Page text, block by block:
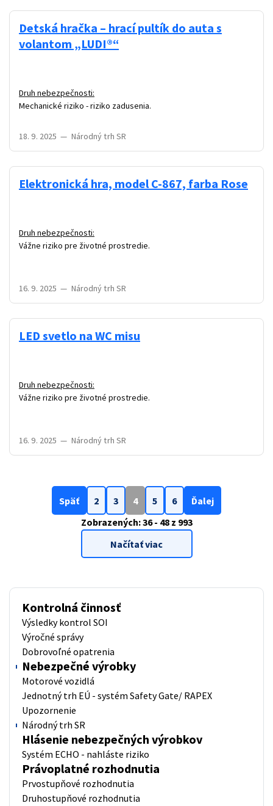
Detská hračka – hrací pultík do auta s
volantom „LUDI®“
Druh nebezpečnosti:
Mechanické riziko - riziko zadusenia.
18. 9. 2025 — Národný trh SR
Elektronická hra, model C-867, farba Rose
Druh nebezpečnosti:
Vážne riziko pre životné prostredie.
16. 9. 2025 — Národný trh SR
LED svetlo na WC misu
Druh nebezpečnosti:
Vážne riziko pre životné prostredie.
16. 9. 2025 — Národný trh SR
Späť 2 3 4 5 6
Ďalej
Zobrazených:36 - 48 z 993
Načítať viac
Kontrolná činnosť
Výsledky kontrol SOI
Výročné správy
Dobrovoľné opatrenia
Nebezpečné výrobky
Motorové vozidlá
Jednotný trh EÚ - systém Safety Gate/ RAPEX
Upozornenie
Národný trh SR
Hlásenie nebezpečných výrobkov
Systém ECHO - nahláste riziko
Právoplatné rozhodnutia
Prvostupňové rozhodnutia
Druhostupňové rozhodnutia